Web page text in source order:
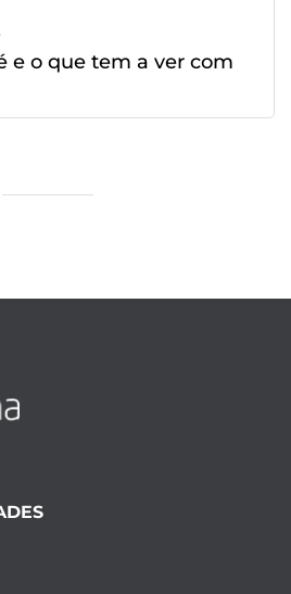
e o que tem a ver com